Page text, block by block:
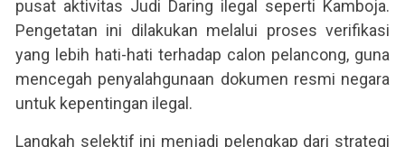
pusat aktivitas Judi Daring ilegal seperti Kamboja.
Pengetatan ini dilakukan melalui proses verifikasi
yang lebih hati-hati terhadap calon pelancong, guna
mencegah penyalahgunaan dokumen resmi negara
untuk kepentingan ilegal.
Langkah selektif ini menjadi pelengkap dari strategi